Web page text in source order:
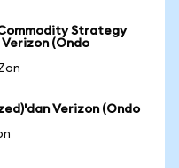
Strategy
Verizon (Ondo
Verizon (Ondo